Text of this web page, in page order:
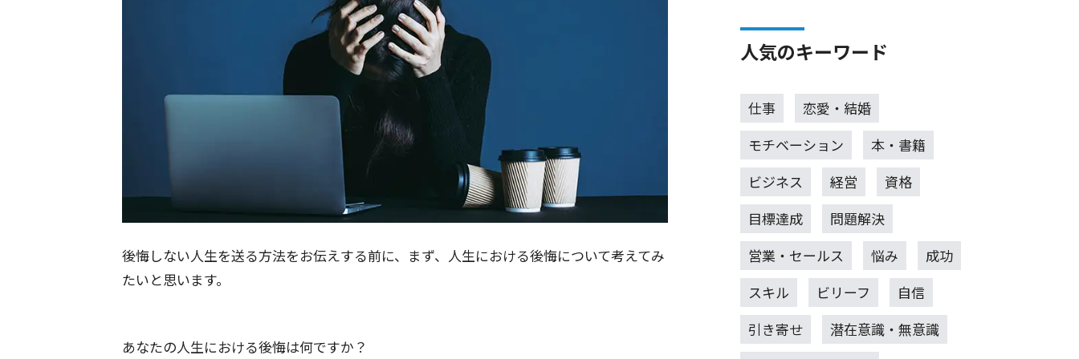
後悔しない人生を送る方法をお伝えする前に、まず、人生における後悔について考えてみ
たいと思います。
あなたの人生における後悔は何ですか？
人気のキーワード
仕事
恋愛・結婚
モチベーション
本・書籍
ビジネス
経営
資格
目標達成
問題解決
営業・セールス
悩み
成功
スキル
ビリーフ
自信
引き寄せ
潜在意識・無意識